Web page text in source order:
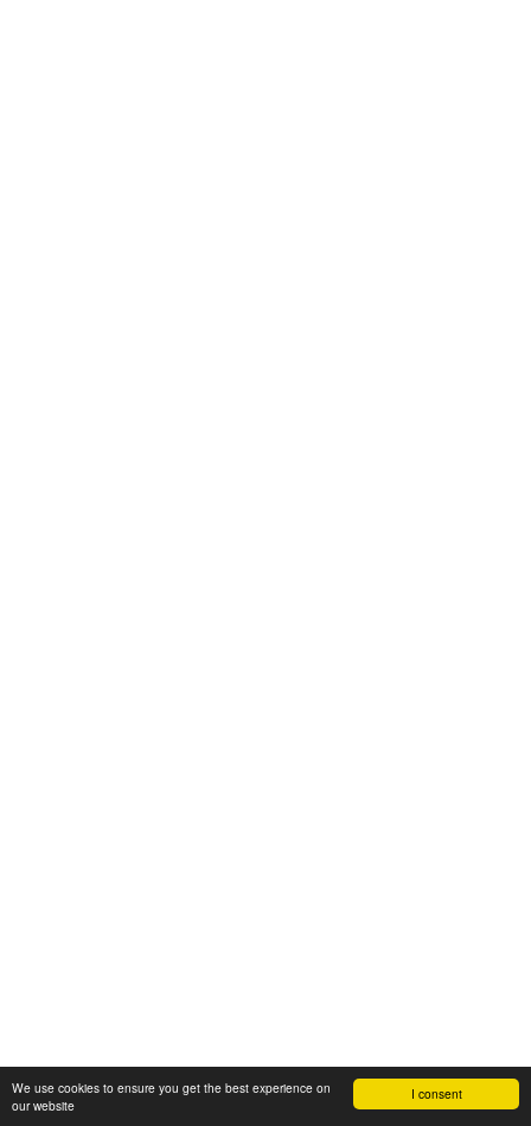
I consent
We use cookies to ensure you get the best experience on
our website